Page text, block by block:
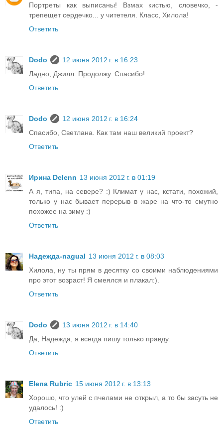
Портреты как выписаны! Взмах кистью, словечко, -
трепещет сердечко... у читетеля. Класс, Хилола!
Ответить
Dodo
12 июня 2012 г. в 16:23
Ладно, Джилл. Продолжу. Спасибо!
Ответить
Dodo
12 июня 2012 г. в 16:24
Спасибо, Светлана. Как там наш великий проект?
Ответить
Ирина Delenn 13 июня 2012 г. в 01:19
А я, типа, на севере? :) Климат у нас, кстати, похожий,
только у нас бывает перерыв в жаре на что-то смутно
похожее на зиму :)
Ответить
Надежда-nagual 13 июня 2012 г. в 08:03
Хилола, ну ты прям в десятку со своими наблюдениями
про этот возраст! Я смеялся и плакал:).
Ответить
Dodo
13 июня 2012 г. в 14:40
Да, Надежда, я всегда пишу только правду.
Ответить
Elena Rubric 15 июня 2012 г. в 13:13
Хорошо, что улей с пчелами не открыл, а то бы засуть не
удалось! :)
Ответить